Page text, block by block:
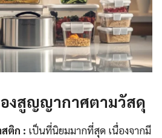
งสูญญากาศตามวัสดุ
ติก : เป็นที่นิยมมากที่สุด เนื่องจากมี